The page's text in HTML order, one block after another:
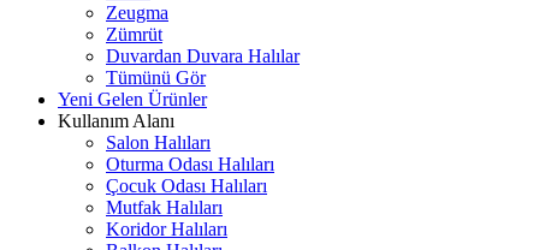
Zeugma
Zümrüt
Duvardan Duvara Halılar
Tümünü Gör
Yeni Gelen Ürünler
Kullanım Alanı
Salon Halıları
Oturma Odası Halıları
Çocuk Odası Halıları
Mutfak Halıları
Koridor Halıları